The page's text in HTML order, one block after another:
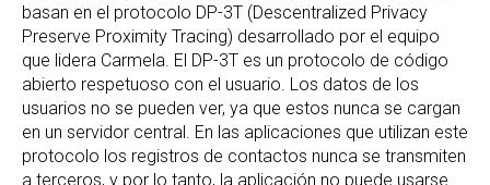
basan en el protocolo DP-3T (Descentralized Privacy
Preserve Proximity Tracing) desarrollado por el equipo
que lidera Carmela. El DP-3T es un protocolo de código
abierto respetuoso con el usuario. Los datos de los
usuarios no se pueden ver, ya que estos nunca se cargan
en un servidor central. En las aplicaciones que utilizan este
protocolo los registros de contactos nunca se transmiten
a terceros, y por lo tanto, la aplicación no puede usarse